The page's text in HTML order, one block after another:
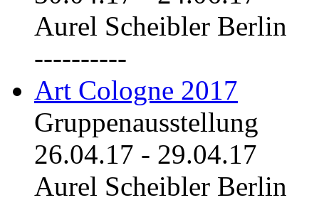
Aurel Scheibler Berlin
----------
Art Cologne 2017
Gruppenausstellung
26.04.17 - 29.04.17
Aurel Scheibler Berlin